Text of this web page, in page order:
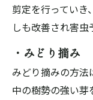
剪定を行っていき
しも改善され害虫
・みどり摘み
みどり摘みの方
中の樹勢の強い芽